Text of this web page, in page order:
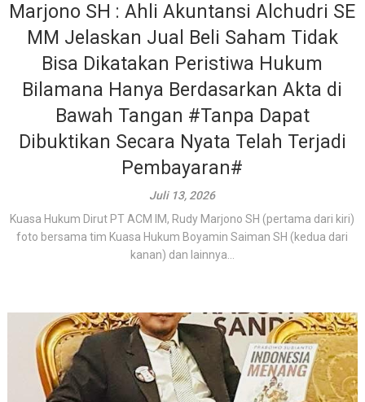
Marjono SH : Ahli Akuntansi Alchudri SE
MM Jelaskan Jual Beli Saham Tidak
Bisa Dikatakan Peristiwa Hukum
Bilamana Hanya Berdasarkan Akta di
Bawah Tangan #Tanpa Dapat
Dibuktikan Secara Nyata Telah Terjadi
Pembayaran#
Juli 13, 2026
Kuasa Hukum Dirut PT ACM IM, Rudy Marjono SH (pertama dari kiri)
foto bersama tim Kuasa Hukum Boyamin Saiman SH (kedua dari
kanan) dan lainnya...